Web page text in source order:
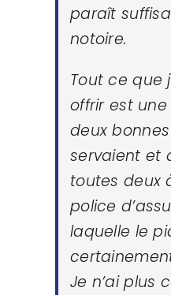
paraît
notoire.
Tout ce que
offrir est
deux
servaient et
toutes deux
police
laquelle le
Je n’ai plus